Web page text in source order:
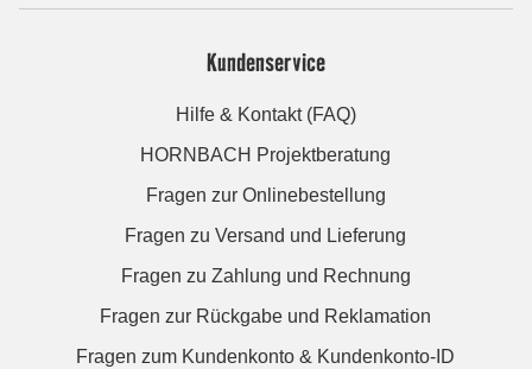
Kundenservice
Hilfe & Kontakt (FAQ)
HORNBACH Projektberatung
Fragen zur Onlinebestellung
Fragen zu Versand und Lieferung
Fragen zu Zahlung und Rechnung
Fragen zur Rückgabe und Reklamation
Fragen zum Kundenkonto & Kundenkonto-ID